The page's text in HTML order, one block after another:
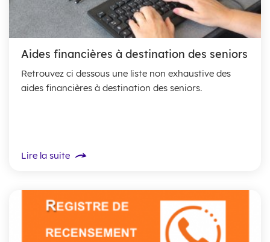
Aides financières à destination des seniors
Retrouvez ci dessous une liste non exhaustive des
aides financières à destination des seniors.
Lire la suite